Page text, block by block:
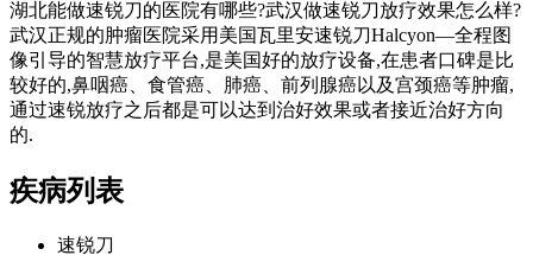
湖北能做速锐刀的医院有哪些?武汉做速锐刀放疗效果怎么样?
武汉正规的肿瘤医院采用美国瓦里安速锐刀Halcyon—全程图
像引导的智慧放疗平台,是美国好的放疗设备,在患者口碑是比
较好的,鼻咽癌、食管癌、肺癌、前列腺癌以及宫颈癌等肿瘤,
通过速锐放疗之后都是可以达到治好效果或者接近治好方向
的.
疾病列表
速锐刀